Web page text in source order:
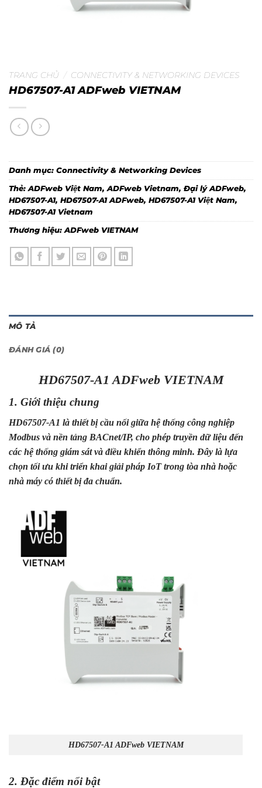
TRANG CHỦ / CONNECTIVITY & NETWORKING DEVICES
HD67507-A1 ADFweb VIETNAM
Danh mục: Connectivity & Networking Devices
Thẻ:ADFweb Việt Nam,ADFweb Vietnam, Đại lý ADFweb,
HD67507-A1, HD67507-A1 ADFweb, HD67507-A1 Việt Nam,
HD67507-A1 Vietnam
Thương hiệu:ADFweb VIETNAM
MÔ TẢ
ĐÁNH GIÁ (0)
HD67507-A1 ADFweb VIETNAM
1. Giới thiệu chung
HD67507-A1 là thiết bị cầu nối giữa hệ thống công nghiệp
Modbus và nền tảng BACnet/IP, cho phép truyền dữ liệu đến
các hệ thống giám sát và điều khiển thông minh. Đây là lựa
chọn tối ưu khi triển khai giải pháp IoT trong tòa nhà hoặc
nhà máy có thiết bị đa chuẩn.
HD67507-A1 ADFweb VIETNAM
2. Đặc điểm nổi bật